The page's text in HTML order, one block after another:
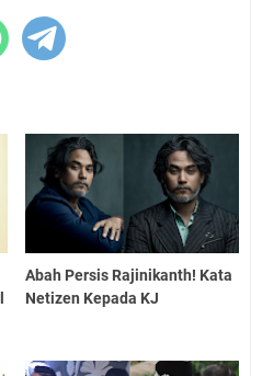
Abah Persis Rajinikanth! Kata
Netizen Kepada KJ